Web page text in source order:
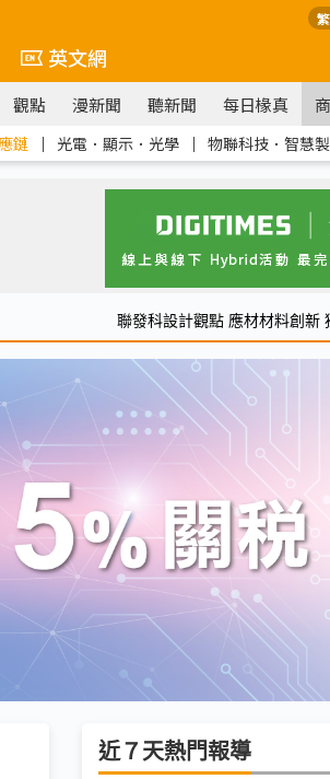
英文網
觀點 漫新聞 聽新聞 每日椽真
鏈 ｜ 光電．顯示．光學 ｜ 物聯科技．智慧
聯發科設計觀點 應材材料創新
近７天熱門報導